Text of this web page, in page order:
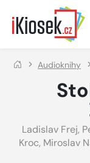
Přejít na hlavní obsah
Audioknihy
Ladislav Frej,
Kroc, Miroslav